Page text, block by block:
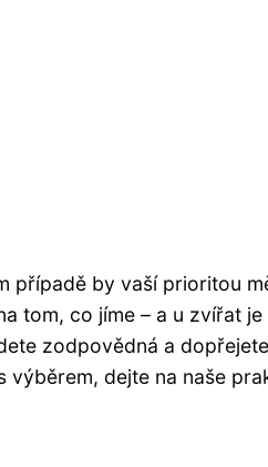
případě by vaší prioritou
tom, co jíme – a u zvířat je
zodpovědná a
výběrem, dejte na naše